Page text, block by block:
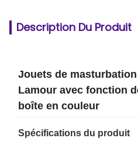
Description Du Produit
Jouets de
Lamour avec fonction
boîte en couleur
Spécifications du produit